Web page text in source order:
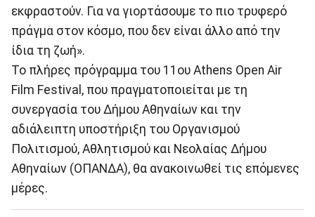
εκφραστούν. Για να γιορτάσουμε το πιο τρυφερό
πράγμα στον κόσμο, που δεν είναι άλλο από την
ίδια τη ζωή».
Το πλήρες πρόγραμμα του 11ου Athens Open Air
Film Festival, που πραγματοποιείται με τη
συνεργασία του Δήμου Αθηναίων και την
αδιάλειπτη υποστήριξη του Οργανισμού
Πολιτισμού, Αθλητισμού και Νεολαίας Δήμου
Αθηναίων (ΟΠΑΝΔΑ), θα ανακοινωθεί τις επόμενες
μέρες.